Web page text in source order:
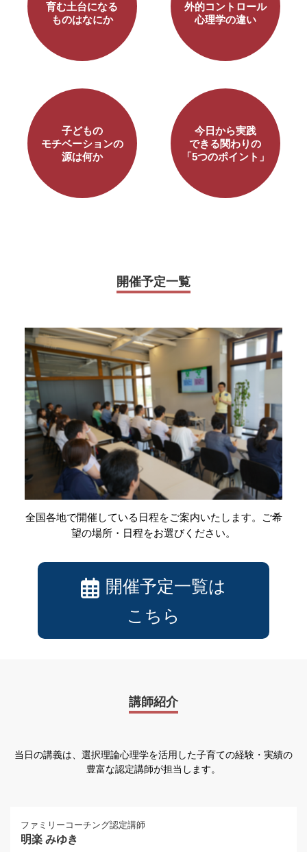
育む土台になる
ものはなにか
外的コントロール
心理学の違い
子どもの
モチベーションの
源は何か
今日から実践
できる関わりの
「5つのポイント」
開催予定一覧
全国各地で開催している日程をご案内いたします。ご希
望の場所・日程をお選びください。
開催予定一覧は
こちら
講師紹介
当日の講義は、選択理論心理学を活用した子育ての経験・実績の
豊富な認定講師が担当します。
ファミリーコーチング認定講師
明楽 みゆき